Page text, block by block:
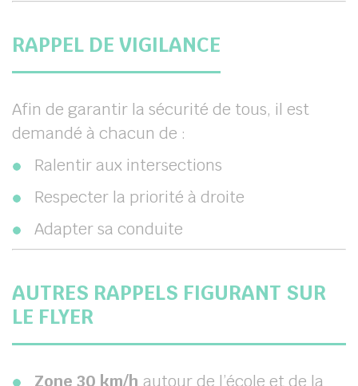
RAPPEL DE VIGILANCE
Afin de garantir la sécurité de tous, il est
demandé à chacun de :
Ralentir aux intersections
Respecter la priorité à droite
Adapter sa conduite
AUTRES RAPPELS FIGURANT SUR
LE FLYER
Zone 30 km/h autour de l’école et de la